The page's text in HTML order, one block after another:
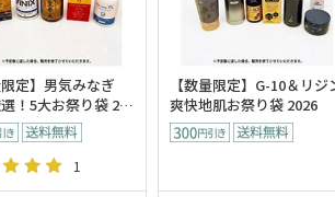
限定】男気みなぎ
！5大お祭り袋 20
1
【数量限定】G-10＆リジ
爽快地肌お祭り袋 2026